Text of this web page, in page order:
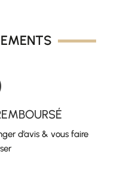
d’avis & vous faire